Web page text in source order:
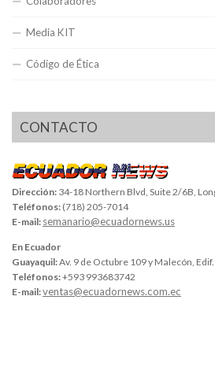
Media KIT
Código de Ética
CONTACTO
Dirección: 34-18 Northern Blvd, Suite 2/6B,
Teléfonos: (718) 205-7014
E-mail: semanario@ecuadornews.us
En Ecuador
Guayaquil:Av. 9 de Octubre 109 y Malecón,
Teléfonos:+593 993683742
E-mail:ventas@ecuadornews.com.ec